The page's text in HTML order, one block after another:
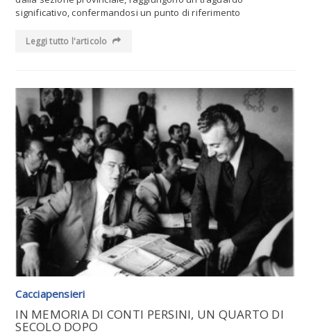
significativo, confermandosi un punto di riferimento
Leggi tutto l'articolo
Leggi tutto l'articolo
Cacciapensieri
IN MEMORIA DI CONTI PERSINI, UN QUARTO DI
SECOLO DOPO